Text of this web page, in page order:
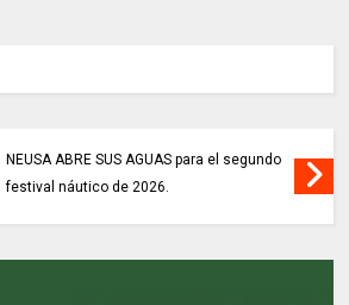
NEUSA ABRE SUS AGUAS para el segundo
festival náutico de 2026.